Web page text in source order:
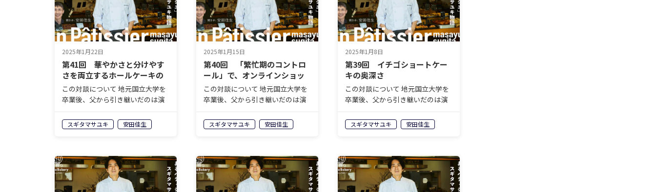
2025年1月22日
第41回 華やかさと分けやす
さを両立するホールケーキの
挑戦
この対談について 地元国立大学を
卒業後、父から引き継いだのは演
キ屋。そんなお店をいったいどの
ようにしてメディア取材の殺到す
取締役兼オ…
スギタマサユキ 安田佳生
2025年1月15日
第40回 「繁忙期のコントロ
ール」で、オンラインショッ
プも実現可能？
この対談について 地元国立大学を
卒業後、父から引き継いだのは演
キ屋。そんなお店をいったいどの
ようにしてメディア取材の殺到す
取締役兼オ…
スギタマサユキ 安田佳生
2025年1月8日
第39回 イチゴショートケー
キの奥深さ
この対談について 地元国立大学を
卒業後、父から引き継いだのは演
キ屋。そんなお店をいったいどの
ようにしてメディア取材の殺到す
取締役兼オ…
スギタマサユキ 安田佳生